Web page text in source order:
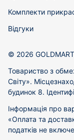
Комплекти
Відгуки
© 2026
Товариство з
Світу».
будинок 8.
Інформація про
«Оплата та
податків не